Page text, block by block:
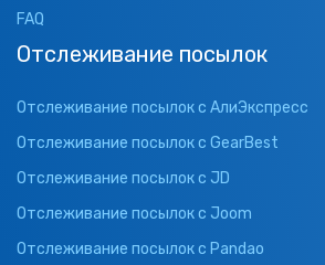
FAQ
Отслеживание посылок
Отслеживание посылок с АлиЭкспресс
Отслеживание посылок с GearBest
Отслеживание посылок с JD
Отслеживание посылок с Joom
Отслеживание посылок с Pandao